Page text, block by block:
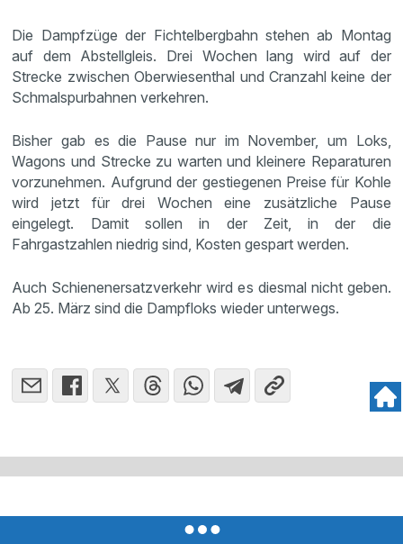
Die Dampfzüge der Fichtelbergbahn stehen ab Montag
auf dem Abstellgleis. Drei Wochen lang wird auf der
Strecke zwischen Oberwiesenthal und Cranzahl keine der
Schmalspurbahnen verkehren.
Bisher gab es die Pause nur im November, um Loks,
Wagons und Strecke zu warten und kleinere Reparaturen
vorzunehmen. Aufgrund der gestiegenen Preise für Kohle
wird jetzt für drei Wochen eine zusätzliche Pause
eingelegt. Damit sollen in der Zeit, in der die
Fahrgastzahlen niedrig sind, Kosten gespart werden.
Auch Schienenersatzverkehr wird es diesmal nicht geben.
Ab 25. März sind die Dampfloks wieder unterwegs.